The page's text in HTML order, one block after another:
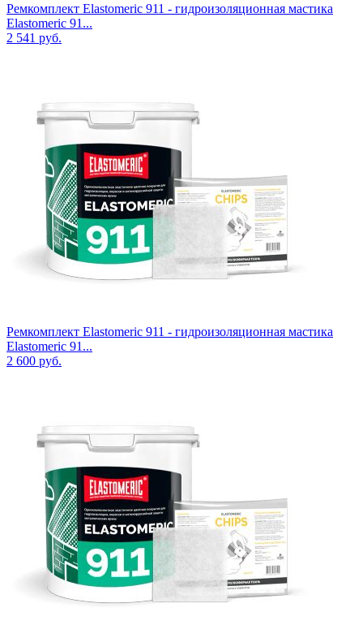
Ремкомплект Elastomeric 911 - гидроизоляционная мастика
Elastomeric 91...
2 541 руб.
Ремкомплект Elastomeric 911 - гидроизоляционная мастика
Elastomeric 91...
2 600 руб.